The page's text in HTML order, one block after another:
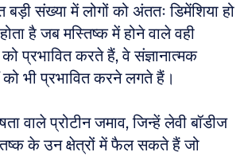
बड़ी संख्या में लोगों को अंततः डिमेंशिया हो
है जब मस्तिष्क में होने वाले वही
प्रभावित करते हैं, वे संज्ञानात्मक
को भी प्रभावित करने लगते हैं।
वाले प्रोटीन जमाव, जिन्हें लेवी बॉडीज
के उन क्षेत्रों में फैल सकते हैं जो